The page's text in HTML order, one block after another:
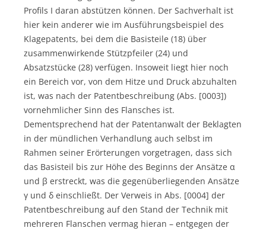
Profils I daran abstützen können. Der Sachverhalt ist
hier kein anderer wie im Ausführungsbeispiel des
Klagepatents, bei dem die Basisteile (18) über
zusammenwirkende Stützpfeiler (24) und
Absatzstücke (28) verfügen. Insoweit liegt hier noch
ein Bereich vor, von dem Hitze und Druck abzuhalten
ist, was nach der Patentbeschreibung (Abs. [0003])
vornehmlicher Sinn des Flansches ist.
Dementsprechend hat der Patentanwalt der Beklagten
in der mündlichen Verhandlung auch selbst im
Rahmen seiner Erörterungen vorgetragen, dass sich
das Basisteil bis zur Höhe des Beginns der Ansätze α
und β erstreckt, was die gegenüberliegenden Ansätze
γ und δ einschließt. Der Verweis in Abs. [0004] der
Patentbeschreibung auf den Stand der Technik mit
mehreren Flanschen vermag hieran – entgegen der